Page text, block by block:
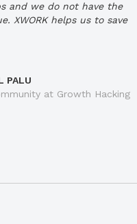
and we do not have the
XWORK helps us to save
PALU
at Growth Hacking